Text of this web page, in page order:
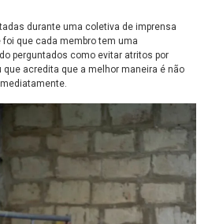
durante uma coletiva de imprensa
que cada membro tem uma
perguntados como evitar atritos por
que acredita que a melhor maneira é não